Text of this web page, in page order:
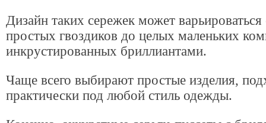
Дизайн таких сережек может
простых гвоздиков до целых маленьких
инкрустированных бриллиантами.
Чаще всего выбирают простые изделия,
практически под любой стиль одежды.